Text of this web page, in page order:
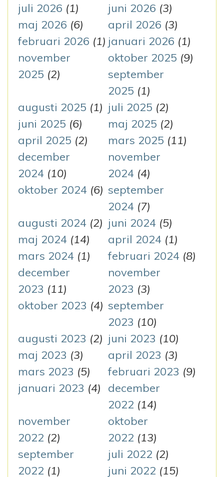
t
e
r
:
juli 2026 (1) juni 2026 (3)
maj 2026 (6) april 2026 (3)
februari 2026 (1) januari 2026 (1)
november
2025 (2)
oktober 2025 (9)
september
2025 (1)
augusti 2025 (1) juli 2025 (2)
juni 2025 (6) maj 2025 (2)
april 2025 (2) mars 2025 (11)
december
2024 (10)
november
2024 (4)
oktober 2024 (6) september
2024 (7)
augusti 2024 (2) juni 2024 (5)
maj 2024 (14) april 2024 (1)
mars 2024 (1) februari 2024 (8)
december
2023 (11)
november
2023 (3)
oktober 2023 (4) september
2023 (10)
augusti 2023 (2) juni 2023 (10)
maj 2023 (3) april 2023 (3)
mars 2023 (5) februari 2023 (9)
januari 2023 (4)
december
2022 (14)
november
2022 (2)
oktober
2022 (13)
september
2022 (1)
juli 2022 (2)
juni 2022 (15)